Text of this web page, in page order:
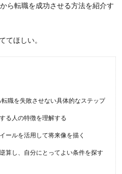
ら転職を成功させる方法を紹介す
てほしい。
職を失敗させない具体的なステップ
る人の特徴を理解する
ールを活用して将来像を描く
算し、自分にとってよい条件を探す